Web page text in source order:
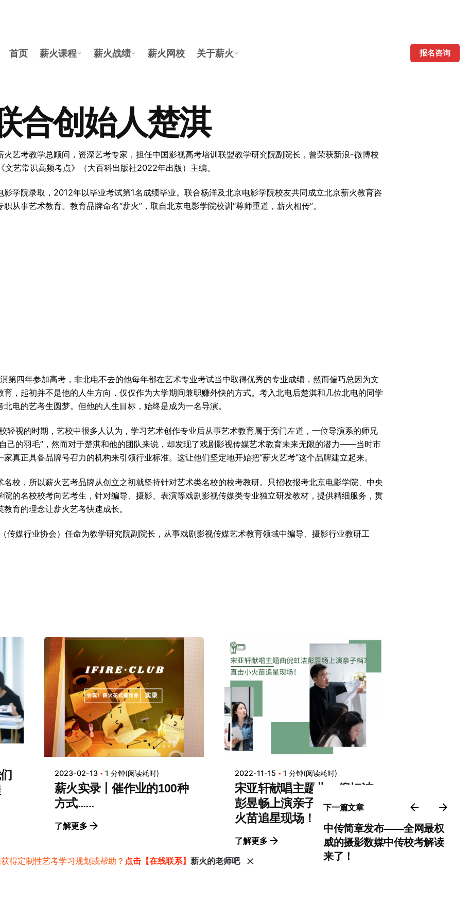
首页 薪火课程 薪火战绩 薪火网校 关于薪火 报名咨询
合创始人楚淇
艺考教学总顾问，资深艺考专家，担任中国影视高考培训联盟教学研究院副院长，曾荣获新浪-微博校
文艺常识高频考点》（大百科出版社2022年出版）主编。
学院录取，2012年以毕业考试第1名成绩毕业。联合杨洋及北京电影学院校友共同成立北京薪火教育咨
从事艺术教育。教育品牌命名“薪火”，取自北京电影学院校训“尊师重道，薪火相传”。
第四年参加高考，非北电不去的他每年都在艺术专业考试当中取得优秀的专业成绩，然而偏巧总因为文
，起初并不是他的人生方向，仅仅作为大学期间兼职赚外快的方式。考入北电后楚淇和几位北电的同学
电的艺考生圆梦。但他的人生目标，始终是成为一名导演。
轻视的时期，艺校中很多人认为，学习艺术创作专业后从事艺术教育属于旁门左道，一位导演系的师兄
己的羽毛”，然而对于楚淇和他的团队来说，却发现了戏剧影视传媒艺术教育未来无限的潜力——当时市
真正具备品牌号召力的机构来引领行业标准。这让他们坚定地开始把“薪火艺考”这个品牌建立起来。
校，所以薪火艺考品牌从创立之初就坚持针对艺术类名校的校考教研。只招收报考北京电影学院、中央
的名校校考向艺考生，针对编导、摄影、表演等戏剧影视传媒类专业独立研发教材，提供精细服务，贯
育的理念让薪火艺考快速成长。
传媒行业协会）任命为教学研究院副院长，从事戏剧影视传媒艺术教育领域中编导、摄影行业教研工
下一篇文章
中传简章发布——全网最权
威的摄影数媒中传校考解读
来了！
2023-02-13 1 分钟(阅读耗时)
薪火实录丨催作业的100种
方式......
了解更多
2022-11-15 1 分钟(阅读耗时)
宋亚轩献唱主题曲，倪虹洁
彭昱畅上演亲子档？直击小
火苗追星现场！
了解更多
得定制性艺考学习规划或帮助？ 点击【在线联系】薪火的老师吧